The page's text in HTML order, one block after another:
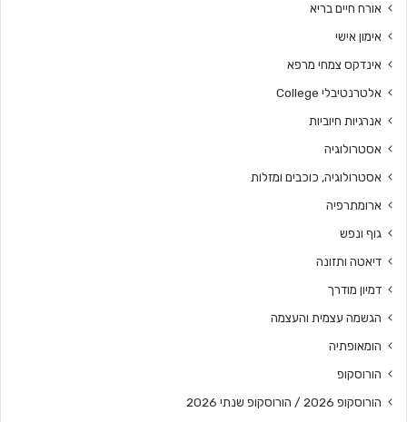
אורח חיים בריא
אימון אישי
אינדקס צמחי מרפא
אלטרנטיבלי College
אנרגיות חיוביות
אסטרולוגיה
אסטרולוגיה, כוכבים ומזלות
ארומתרפיה
גוף ונפש
דיאטה ותזונה
דמיון מודרך
הגשמה עצמית והעצמה
הומאופתיה
הורוסקופ
הורוסקופ 2026 / הורוסקופ שנתי 2026